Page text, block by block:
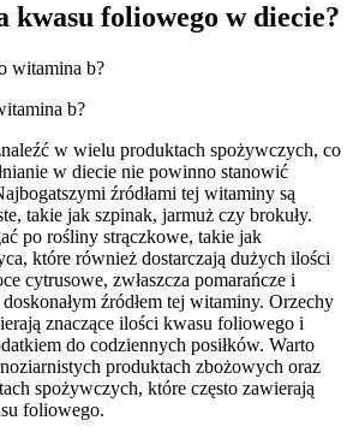
kwasu foliowego w diecie?
b?
w wielu produktach spożywczych, co
w diecie nie powinno stanowić
źródłami tej witaminy są
takie jak szpinak, jarmuż czy brokuły.
po rośliny strączkowe, takie jak
które również dostarczają dużych ilości
cytrusowe, zwłaszcza pomarańcze i
źródłem tej witaminy. Orzechy
znaczące ilości kwasu foliowego i
do codziennych posiłków. Warto
produktach zbożowych oraz
spożywczych, które często zawierają
foliowego.